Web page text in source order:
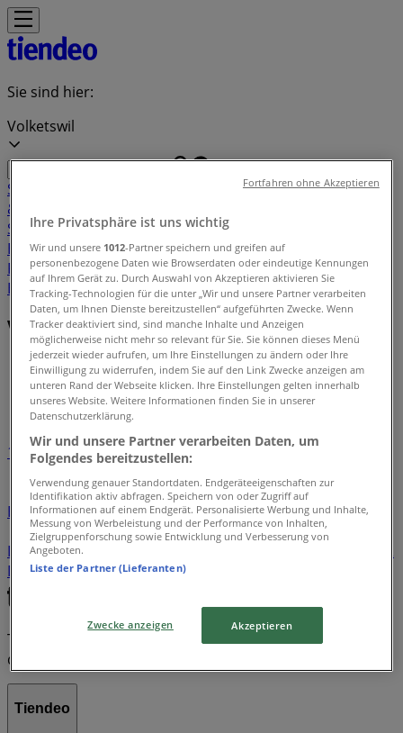
Sie sind hier:
Volketswil
Schnäppchen Haus & MöbelKleider, Schuhe
& Accessoires
SchönheitBaumärkte & Gartencenter
BabyAuto, Motorrad & WerkstattKaufhäuser
FreizeitOptiker & GesundheitRestaurantsBücher &
BürobedarfBanken & Dienstleistungen
Verzeichnis der Angebote in Volketswil
Tiendeo in Volketswil»
Verzeichnis der Angebote
1
Supermärkte
Seifenblasen
Elektro & Computer
Baumärkte & Gartencenter
Haus & Möbel
Tischlampe
Kleider, Schuhe & Accessoires
Farbentferner
Lufterfrischer
Banken &
Dienstleistungen
Tiendeo ist Teil von Shopfully, dem Tech-Unternehmen,
das das lokale Einkaufen weltweit neu erfindet.
Tiendeo
Ihre Privatsphäre ist uns wichtig
Wir und unsere 1012-Partner speichern und greifen auf
personenbezogene Daten wie Browserdaten oder eindeutige Kennungen
auf Ihrem Gerät zu. Durch Auswahl von Akzeptieren aktivieren Sie
Tracking-Technologien für die unter „Wir und unsere Partner verarbeiten
Daten, um Ihnen Dienste bereitzustellen“ aufgeführten Zwecke. Wenn
Tracker deaktiviert sind, sind manche Inhalte und Anzeigen
möglicherweise nicht mehr so relevant für Sie. Sie können dieses Menü
jederzeit wieder aufrufen, um Ihre Einstellungen zu ändern oder Ihre
Einwilligung zu widerrufen, indem Sie auf den Link Zwecke anzeigen am
unteren Rand der Webseite klicken. Ihre Einstellungen gelten innerhalb
unseres Website. Weitere Informationen finden Sie in unserer
Datenschutzerklärung.
Wir und unsere Partner verarbeiten Daten, um
Folgendes bereitzustellen:
Verwendung genauer Standortdaten. Endgeräteeigenschaften zur
Identifikation aktiv abfragen. Speichern von oder Zugriff auf
Informationen auf einem Endgerät. Personalisierte Werbung und Inhalte,
Messung von Werbeleistung und der Performance von Inhalten,
Zielgruppenforschung sowie Entwicklung und Verbesserung von
Angeboten.
Liste der Partner (Lieferanten)
Zwecke anzeigen Akzeptieren
Fortfahren ohne Akzeptieren